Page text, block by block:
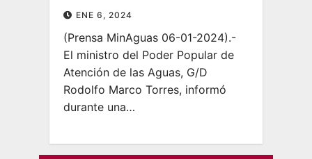
ENE 6, 2024
(Prensa MinAguas 06-01-2024).-
El ministro del Poder Popular de
Atención de las Aguas, G/D
Rodolfo Marco Torres, informó
durante una…